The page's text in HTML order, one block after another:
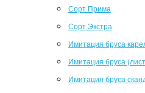
Сорт Прима
Сорт Экстра
Имитация бруса
Имитация бруса
Имитация бруса